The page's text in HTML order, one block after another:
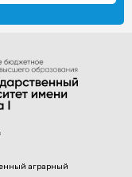
аграрный